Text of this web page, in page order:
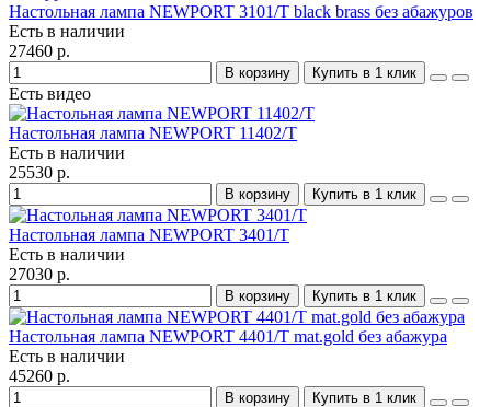
Настольная лампа NEWPORT 3101/T black brass без абажуров
Есть в наличии
27460 р.
В корзину Купить в 1 клик
Есть видео
Настольная лампа NEWPORT 11402/T
Есть в наличии
25530 р.
В корзину Купить в 1 клик
Настольная лампа NEWPORT 3401/T
Есть в наличии
27030 р.
В корзину Купить в 1 клик
Настольная лампа NEWPORT 4401/T mat.gold без абажура
Есть в наличии
45260 р.
В корзину Купить в 1 клик